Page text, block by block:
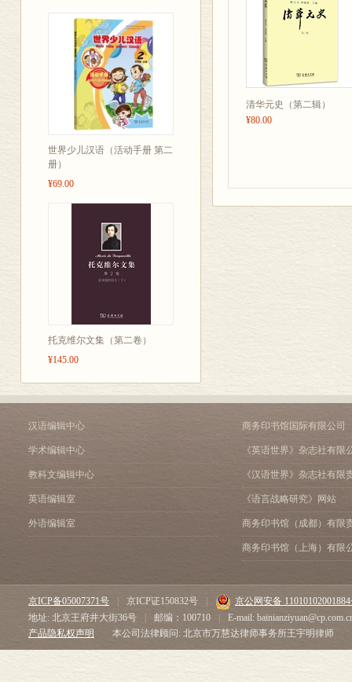
世界少儿汉语（活动手册 第二
册）
¥69.00
托克维尔文集（第二卷）
¥145.00
清华元史（第二辑）
¥80.00
汉语编辑中心
学术编辑中心
教科文编辑中心
英语编辑室
外语编辑室
商务印书馆国际有限公司
《英语世界》杂志社有限
《汉语世界》杂志社有限
《语言战略研究》网站
商务印书馆（成都）有限
商务印书馆（上海）有限
京ICP备05007371号 京ICP证150832号
京公网安备
地址: 北京王府井大街36号
邮编：100710
E-mail:
产品隐私权声明
本公司法律顾问: 北京市万慧达律师事务所王宇明律师